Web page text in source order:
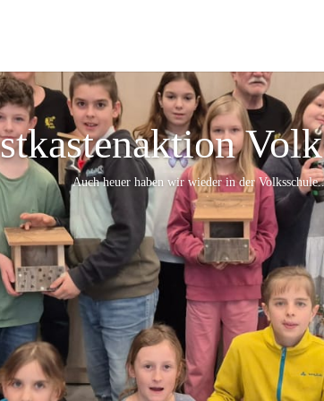
Auch heuer haben wir wieder in der